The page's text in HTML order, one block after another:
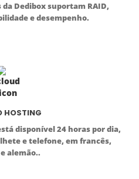
Dedibox suportam RAID,
e desempenho.
HOSTING
disponível 24 horas por dia,
e telefone, em francês,
alemão..